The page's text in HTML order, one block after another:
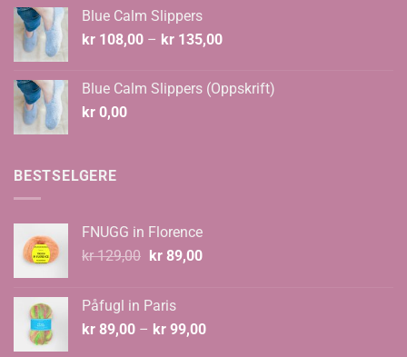
Blue Calm Slippers
kr 108,00 – kr 135,00Prisområde:
kr 135,00
Blue Calm Slippers (Oppskrift)
kr 0,00
BESTSELGERE
FNUGG in Florence
kr129,00 Opprinnelig
kr 129,00.
kr89,00Nåværende
Påfugl in Paris
kr 89,00 – kr 99,00Prisområde: